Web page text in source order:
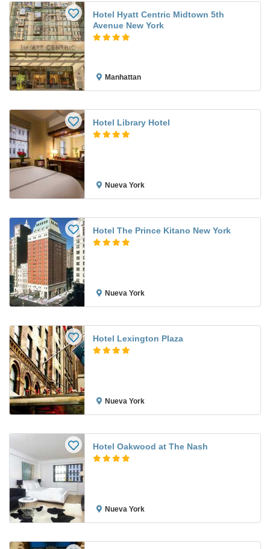
Hotel Hyatt Centric Midtown 5th
Avenue New York
Manhattan
Hotel Library Hotel
Nueva York
Hotel The Prince Kitano New York
Nueva York
Hotel Lexington Plaza
Nueva York
Hotel Oakwood at The Nash
Nueva York